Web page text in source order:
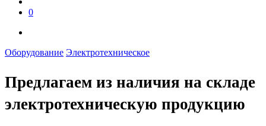
0
Оборудование Электротехническое
Предлагаем из наличия на складе
электротехническую продукцию